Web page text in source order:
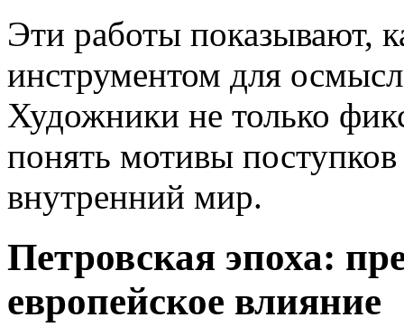
Эти работы показывают,
инструментом для
Художники не только
понять мотивы
внутренний мир.
Петровская эпоха:
европейское влияние